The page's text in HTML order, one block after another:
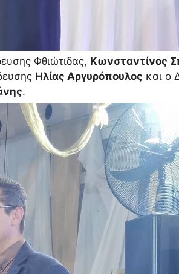
Φθιώτιδας, Κωνσταντίνος
Ηλίας Αργυρόπουλος και ο
.